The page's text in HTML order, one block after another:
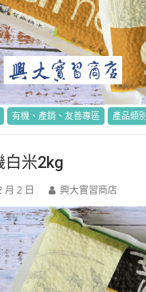
有機、產銷、友善專區 產品類別
白米2kg
月 2 日 興大實習商店